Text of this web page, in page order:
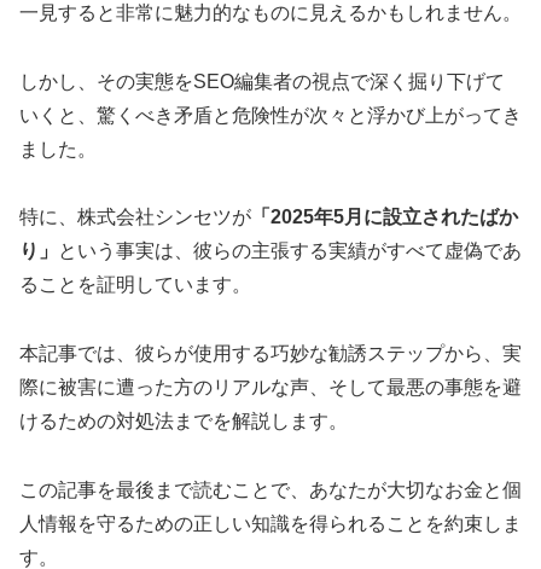
一見すると非常に魅力的なものに見えるかもしれません。
しかし、その実態をSEO編集者の視点で深く掘り下げて
いくと、驚くべき矛盾と危険性が次々と浮かび上がってき
ました。
特に、株式会社シンセツが 「2025年5月に設立されたばか
り」
という事実は、彼らの主張する実績がすべて虚偽であ
ることを証明しています。
本記事では、彼らが使用する巧妙な勧誘ステップから、実
際に被害に遭った方のリアルな声、そして最悪の事態を避
けるための対処法までを解説します。
この記事を最後まで読むことで、あなたが大切なお金と個
人情報を守るための正しい知識を得られることを約束しま
す。